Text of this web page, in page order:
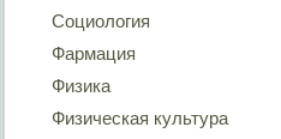
Социология
Фармация
Физика
Физическая культура